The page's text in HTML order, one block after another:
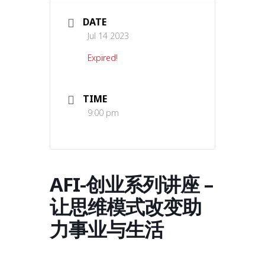
DATE
Jul 14 2023
Expired!
TIME
9:00 pm
AFI-创业系列讲座 –
让思维模式改变助
力事业与生活